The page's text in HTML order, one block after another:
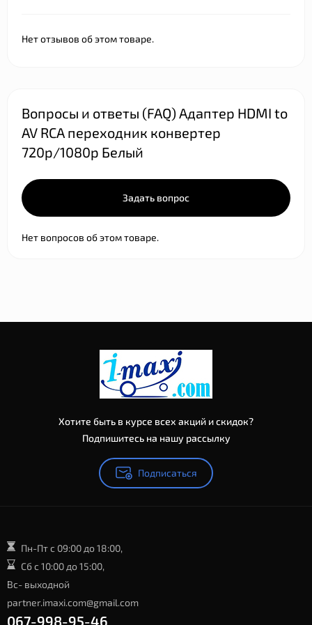
Нет отзывов об этом товаре.
Вопросы и ответы (FAQ) Адаптер HDMI to
AV RCA переходник конвертер
720p/1080p Белый
Задать вопрос
Нет вопросов об этом товаре.
Хотите быть в курсе всех акций и скидок?
Подпишитесь на нашу рассылку
Подписаться
Пн-Пт с 09:00 до 18:00,
Сб с 10:00 до 15:00,
Вс- выходной
partner.imaxi.com@gmail.com
067-998-95-46